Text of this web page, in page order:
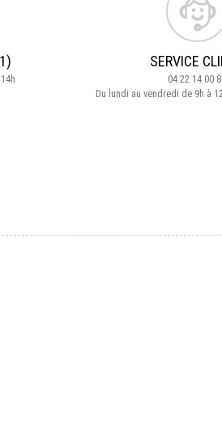
SERVICE
04 22 14 00
Du lundi au vendredi de 9h à